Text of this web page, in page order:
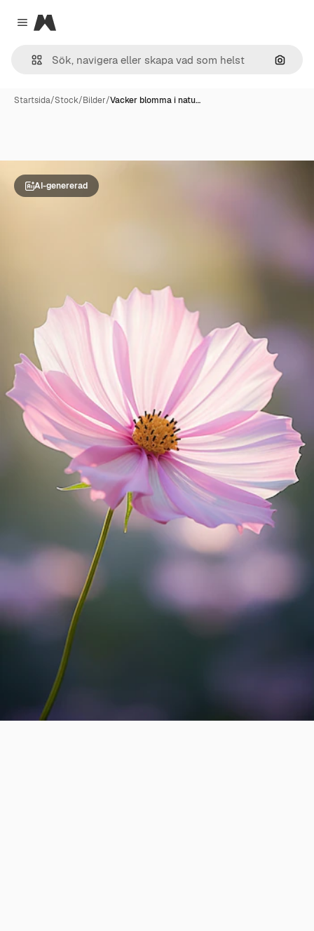
Close menu
Magnific
Sök
Startsida/Stock/Bilder/Vacker blomma i natu…
AI-genererad